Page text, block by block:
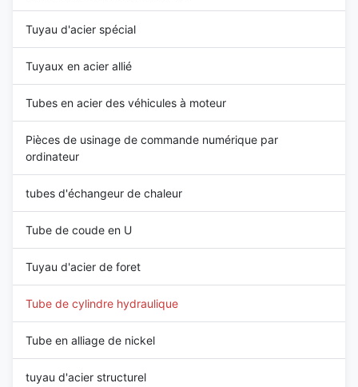
Tuyau d'acier spécial
Tuyaux en acier allié
Tubes en acier des véhicules à moteur
Pièces de usinage de commande numérique par
ordinateur
tubes d'échangeur de chaleur
Tube de coude en U
Tuyau d'acier de foret
Tube de cylindre hydraulique
Tube en alliage de nickel
tuyau d'acier structurel